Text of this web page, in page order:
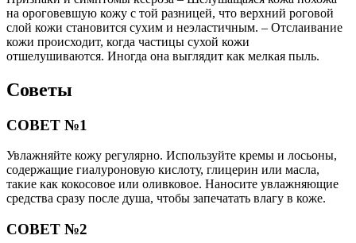
на ороговевшую кожу с той разницей, что верхний роговой
слой кожи становится сухим и неэластичным. – Отслаивание
кожи происходит, когда частицы сухой кожи
отшелушиваются. Иногда она выглядит как мелкая пыль.
Советы
СОВЕТ №1
Увлажняйте кожу регулярно. Используйте кремы и лосьоны,
содержащие гиалуроновую кислоту, глицерин или масла,
такие как кокосовое или оливковое. Наносите увлажняющие
средства сразу после душа, чтобы запечатать влагу в коже.
СОВЕТ №2